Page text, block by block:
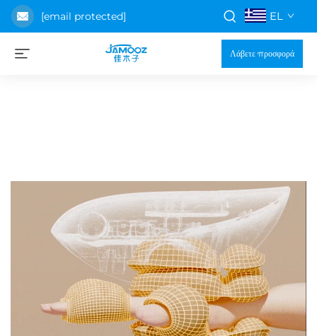
[email protected] EL
Λάβετε προσφορά